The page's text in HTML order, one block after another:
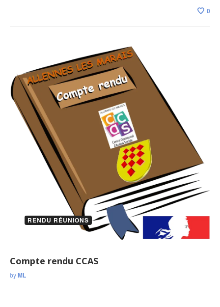
0
RENDU RÉUNIONS
Compte rendu CCAS
byML